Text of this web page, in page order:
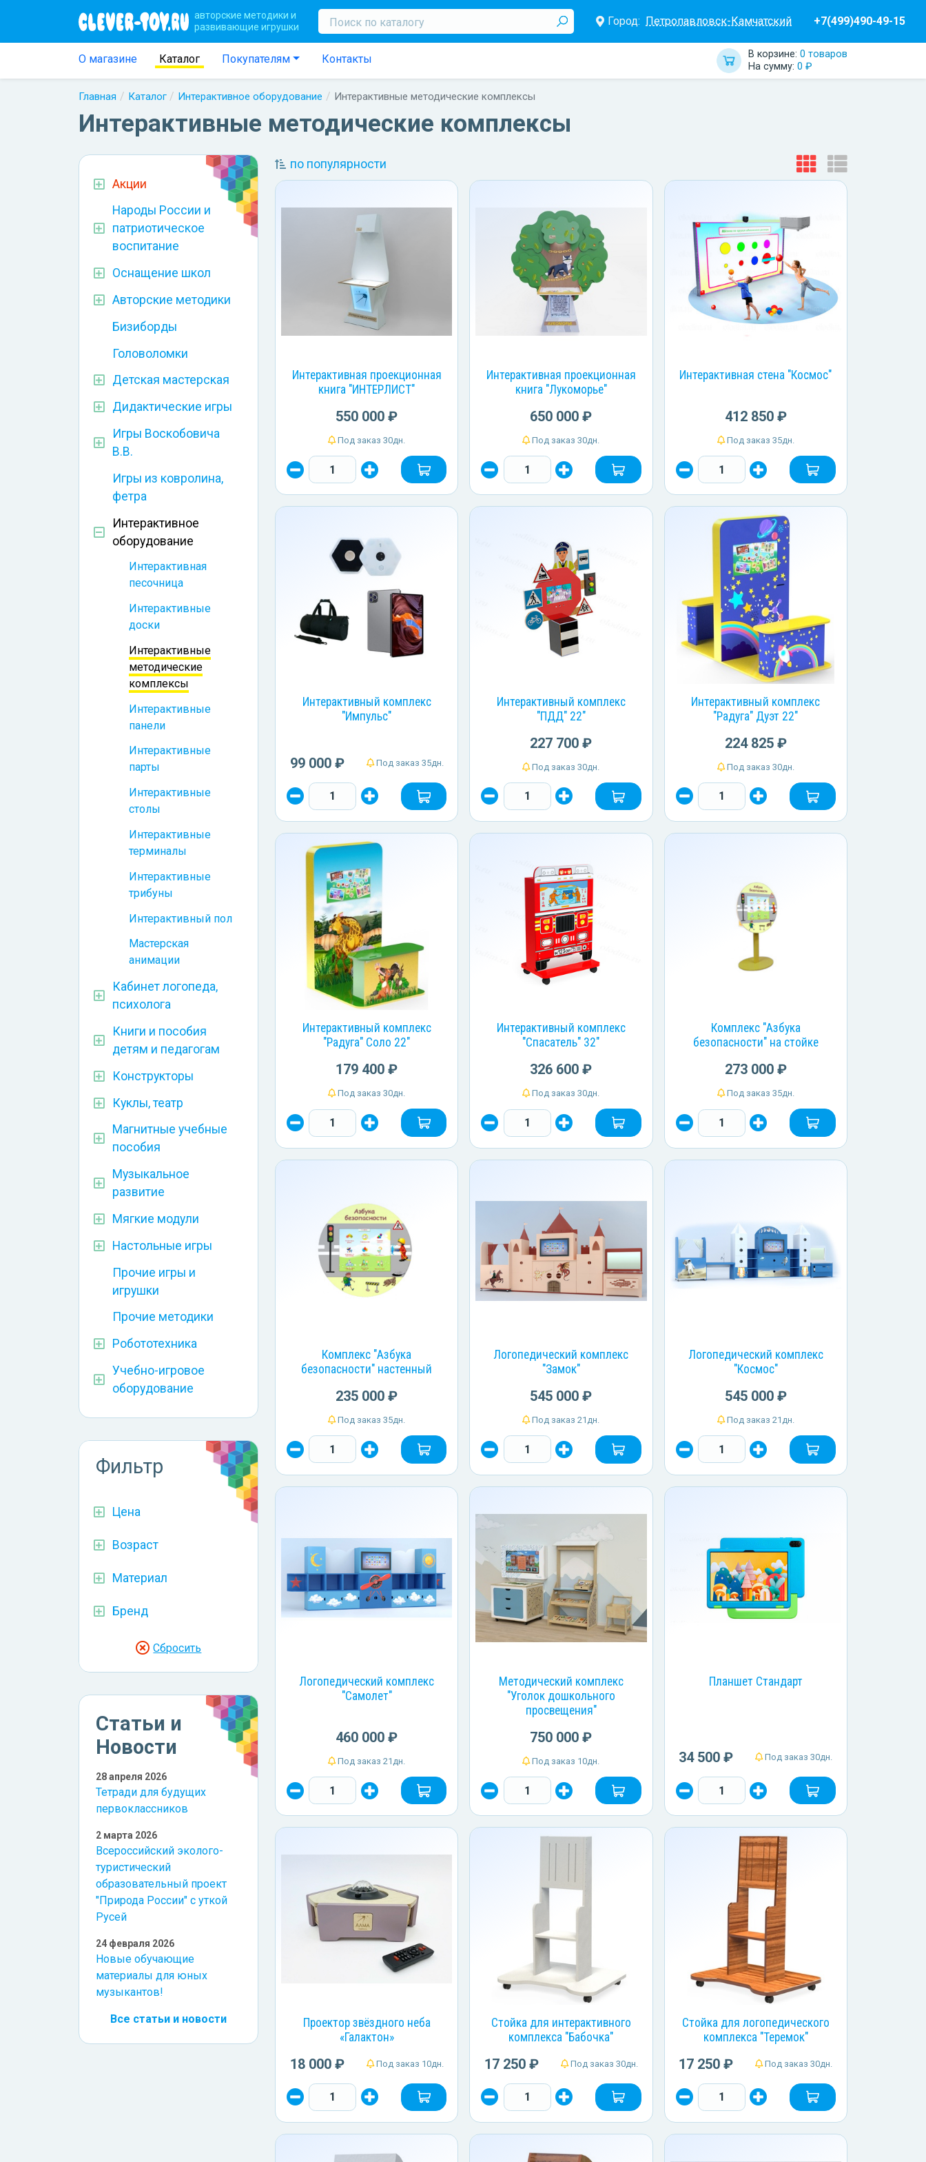
авторские методики и
развивающие игрушки
Город: Петропавловск-Камчатский +7(499)490-49-15
О магазине Каталог Покупателям Контакты В корзине: 0 товаров
На сумму: 0 ₽
Главная Каталог Интерактивное оборудование Интерактивные методические комплексы
Интерактивные методические комплексы
Акции
Народы России и
патриотическое
воспитание
Оснащение школ
Авторские методики
Бизиборды
Головоломки
Детская мастерская
Дидактические игры
Игры Воскобовича
В.В.
Игры из ковролина,
фетра
Интерактивное
оборудование
Интерактивная
песочница
Интерактивные
доски
Интерактивные
методические
комплексы
Интерактивные
панели
Интерактивные
парты
Интерактивные
столы
Интерактивные
терминалы
Интерактивные
трибуны
Интерактивный пол
Мастерская
анимации
Кабинет логопеда,
психолога
Книги и пособия
детям и педагогам
Конструкторы
Куклы, театр
Магнитные учебные
пособия
Музыкальное
развитие
Мягкие модули
Настольные игры
Прочие игры и
игрушки
Прочие методики
Робототехника
Учебно-игровое
оборудование
Фильтр
Цена
Возраст
Материал
Бренд
Сбросить
Статьи и
Новости
28 апреля 2026
Тетради для будущих
первоклассников
2 марта 2026
Всероссийский эколого-
туристический
образовательный проект
"Природа России" с уткой
Русей
24 февраля 2026
Новые обучающие
материалы для юных
музыкантов!
Все статьи и новости
по популярности
Интерактивная проекционная
книга "ИНТЕРЛИСТ"
550 000 ₽
Под заказ 30дн.
Интерактивная проекционная
книга "Лукоморье"
650 000 ₽
Под заказ 30дн.
Интерактивная стена "Космос"
412 850 ₽
Под заказ 35дн.
Интерактивный комплекс
"Импульс"
99 000 ₽ Под заказ 35дн.
Интерактивный комплекс
"ПДД" 22"
227 700 ₽
Под заказ 30дн.
Интерактивный комплекс
"Радуга" Дуэт 22"
224 825 ₽
Под заказ 30дн.
Интерактивный комплекс
"Радуга" Соло 22"
179 400 ₽
Под заказ 30дн.
Интерактивный комплекс
"Спасатель" 32"
326 600 ₽
Под заказ 30дн.
Комплекс "Азбука
безопасности" на стойке
273 000 ₽
Под заказ 35дн.
Комплекс "Азбука
безопасности" настенный
235 000 ₽
Под заказ 35дн.
Логопедический комплекс
"Замок"
545 000 ₽
Под заказ 21дн.
Логопедический комплекс
"Космос"
545 000 ₽
Под заказ 21дн.
Логопедический комплекс
"Самолет"
460 000 ₽
Под заказ 21дн.
Методический комплекс
"Уголок дошкольного
просвещения"
750 000 ₽
Под заказ 10дн.
Планшет Стандарт
34 500 ₽ Под заказ 30дн.
Проектор звёздного неба
«Галактон»
18 000 ₽ Под заказ 10дн.
Стойка для интерактивного
комплекса "Бабочка"
17 250 ₽ Под заказ 30дн.
Стойка для логопедического
комплекса "Теремок"
17 250 ₽ Под заказ 30дн.